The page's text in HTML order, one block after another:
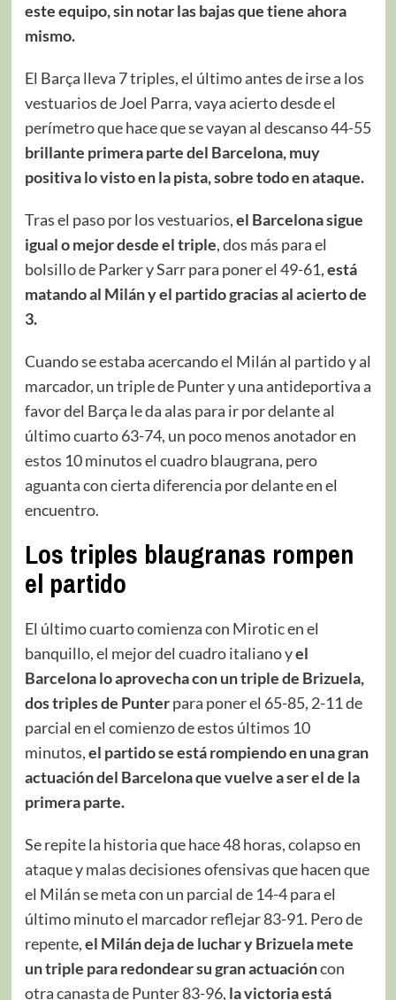
este equipo, sin notar las bajas que tiene ahora
mismo.
El Barça lleva 7 triples, el último antes de irse a los
vestuarios de Joel Parra, vaya acierto desde el
perímetro que hace que se vayan al descanso 44-55
brillante primera parte del Barcelona, muy
positiva lo visto en la pista, sobre todo en ataque.
Tras el paso por los vestuarios,el Barcelona sigue
igual o mejor desde el triple, dos más para el
bolsillo de Parker y Sarr para poner el 49-61,está
matando al Milán y el partido gracias al acierto de
3.
Cuando se estaba acercando el Milán al partido y al
marcador, un triple de Punter y una antideportiva a
favor del Barça le da alas para ir por delante al
último cuarto 63-74, un poco menos anotador en
estos 10 minutos el cuadro blaugrana, pero
aguanta con cierta diferencia por delante en el
encuentro.
Los triples blaugranas rompen
el partido
El último cuarto comienza con Mirotic en el
banquillo, el mejor del cuadro italiano yel
Barcelona lo aprovecha con un triple de Brizuela,
dos triples de Punterpara poner el 65-85, 2-11 de
parcial en el comienzo de estos últimos 10
minutos,el partido se está rompiendo en una gran
actuación del Barcelona que vuelve a ser el de la
primera parte.
Se repite la historia que hace 48 horas, colapso en
ataque y malas decisiones ofensivas que hacen que
el Milán se meta con un parcial de 14-4 para el
último minuto el marcador reflejar 83-91. Pero de
repente,el Milán deja de luchar y Brizuela mete
un triple para redondear su gran actuacióncon
otra canasta de Punter 83-96, la victoria está